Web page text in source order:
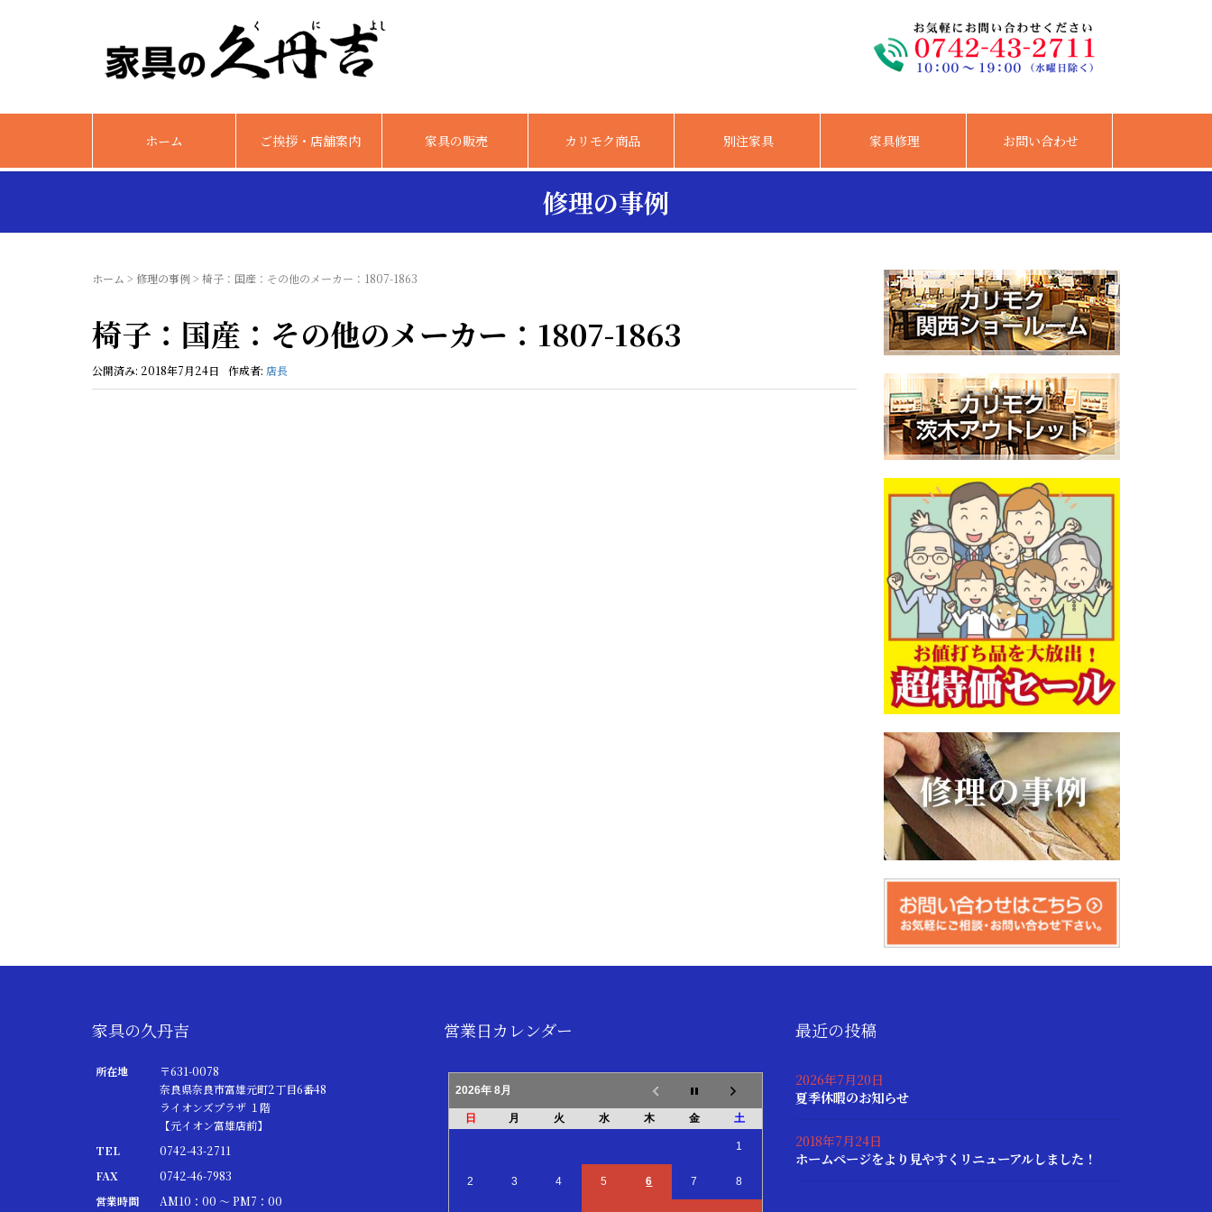
ホーム ご挨拶・店舗案内 家具の販売 カリモク商品 別注家具 家具修理 お問い合わせ
修理の事例
ホーム > 修理の事例 > 椅子：国産：その他のメーカー：1807-1863
椅子：国産：その他のメーカー：1807-1863
公開済み: 2018年7月24日 作成者: 店長
家具の久丹吉
所在地
〒631-0078
奈良県奈良市富雄元町2丁目6番48
ライオンズプラザ １階
【元イオン富雄店前】
TEL
0742-43-2711
FAX
0742-46-7983
営業時間
AM10：00 ～ PM7：00
営業日カレンダー
2026年 8月
日 月 火 水 木 金 土
1
2 3 4 5 6 7 8
最近の投稿
2026年7月20日
夏季休暇のお知らせ
2018年7月24日
ホームページをより見やすくリニューアルしました！